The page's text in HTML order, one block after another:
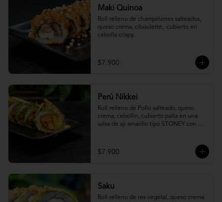
Maki Quinoa
​Roll relleno de champiñones salteados,
queso crema, ciboulette,  cubierto en
cebolla crispy.
$7.900
Perú Nikkei
Roll relleno de Pollo salteado, queso
crema, cebollin, cubierto palta en una
salsa de aji amarillo tipo STONEY con
$7.900
Saku
Roll relleno de res vegetal, queso crema